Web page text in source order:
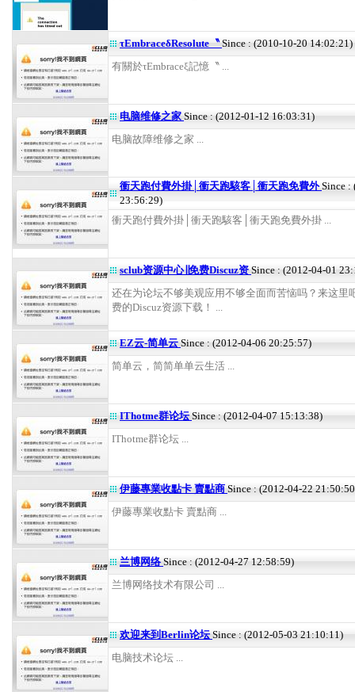
τEmbraceδResolute〝Since : (2010-10-20 14:02:21)
有關於τEmbraceξ記憶〝 ...
电脑维修之家Since : (2012-01-12 16:03:31)
电脑故障维修之家 ...
衝天跑付費外掛│衝天跑駭客│衝天跑免費外Since :
23:56:29)
衝天跑付費外掛│衝天跑駭客│衝天跑免費外掛 ...
sclub资源中心∣∣免费Discuz资 Since : (2012-04-01
还在为论坛不够美观应用不够全面而苦恼吗？来这里
费的Discuz资源下载！ ...
EZ云-简单云 Since : (2012-04-06 20:25:57)
简单云，简简单单云生活 ...
IThotme群论坛Since : (2012-04-07 15:13:38)
IThotme群论坛 ...
伊藤專業收點卡 賣點商 Since : (2012-04-22
伊藤專業收點卡 賣點商 ...
兰博网络Since : (2012-04-27 12:58:59)
兰博网络技术有限公司 ...
欢迎来到Berlin论坛Since : (2012-05-03 21:10:11)
电脑技术论坛 ...